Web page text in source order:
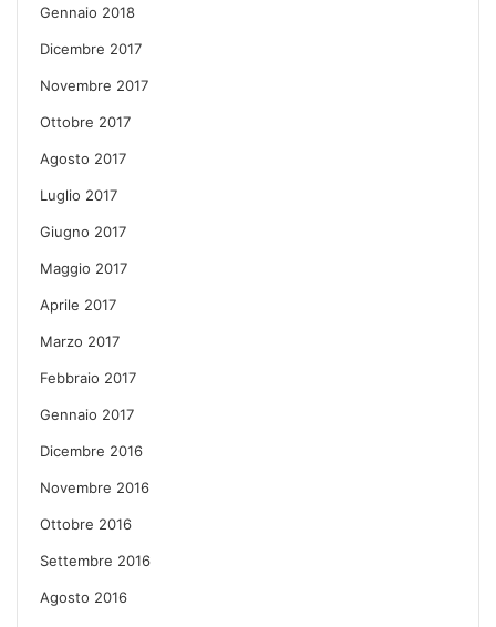
Gennaio 2018
Dicembre 2017
Novembre 2017
Ottobre 2017
Agosto 2017
Luglio 2017
Giugno 2017
Maggio 2017
Aprile 2017
Marzo 2017
Febbraio 2017
Gennaio 2017
Dicembre 2016
Novembre 2016
Ottobre 2016
Settembre 2016
Agosto 2016